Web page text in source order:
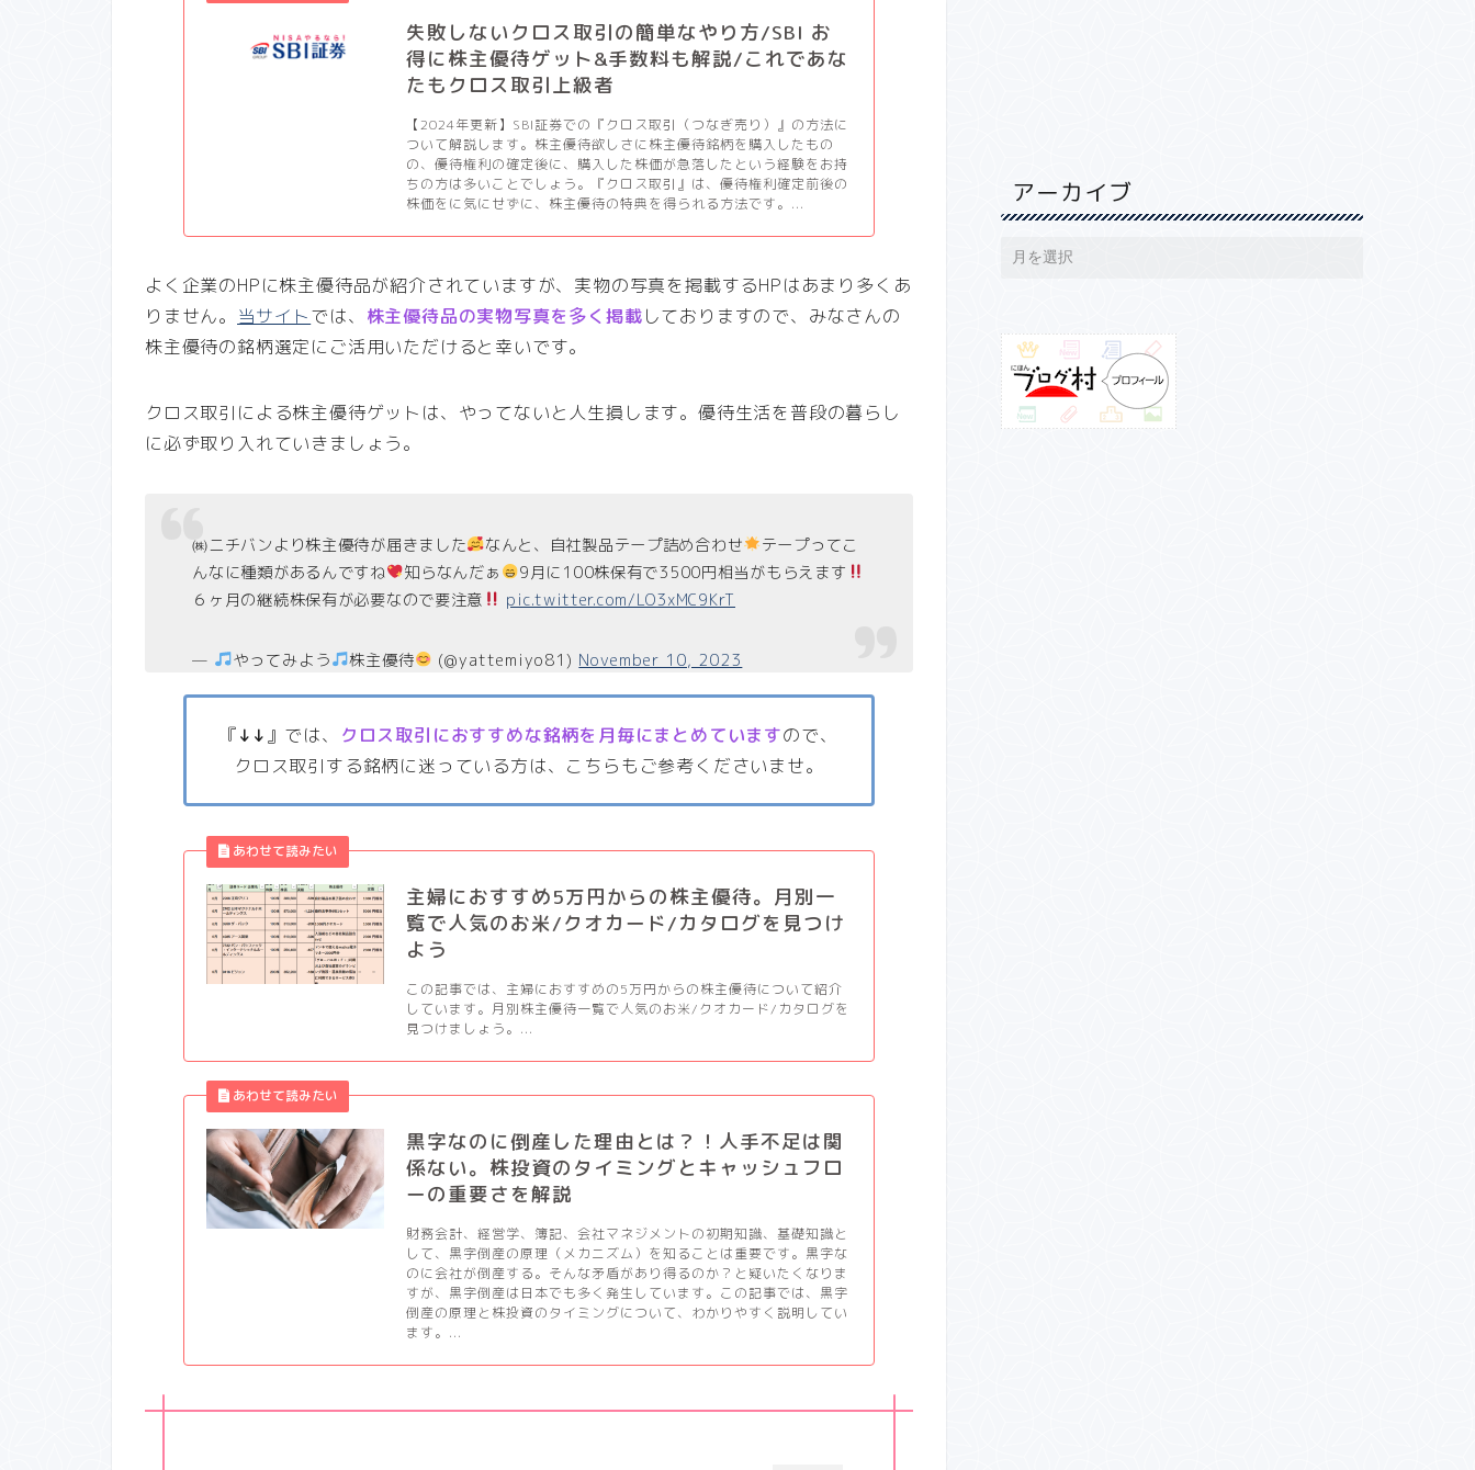
失敗しないクロス取引の簡単なやり方/SBI お
得に株主優待ゲット&手数料も解説/これであな
たもクロス取引上級者
【2024年更新】SBI証券での『クロス取引（つなぎ売り）』の方法に
ついて解説します。株主優待欲しさに株主優待銘柄を購入したもの
の、優待権利の確定後に、購入した株価が急落したという経験をお持
ちの方は多いことでしょう。『クロス取引』は、優待権利確定前後の
株価をに気にせずに、株主優待の特典を得られる方法です。...
よく企業のHPに株主優待品が紹介されていますが、実物の写真を掲載するHPはあまり多くあ
りません。 当サイトでは、 株主優待品の実物写真を多く掲載しておりますので、みなさんの
株主優待の銘柄選定にご活用いただけると幸いです。
クロス取引による株主優待ゲットは、やってないと人生損します。優待生活を普段の暮らし
に必ず取り入れていきましょう。
㈱ニチバンより株主優待が届きました なんと、自社製品テープ詰め合わせ
テープってこ
んなに種類があるんですね
知らなんだぁ
9月に100株保有で3500円相当がもらえます
６ヶ月の継続株保有が必要なので要注意
pic.twitter.com/LO3xMC9KrT
— やってみよう 株主優待 (@yattemiyo81) November 10, 2023
『↓↓』では、 クロス取引におすすめな銘柄を月毎にまとめていますので、
クロス取引する銘柄に迷っている方は、こちらもご参考くださいませ。
主婦におすすめ5万円からの株主優待。月別一
覧で人気のお米/クオカード/カタログを見つけ
よう
この記事では、主婦におすすめの5万円からの株主優待について紹介
しています。月別株主優待一覧で人気のお米/クオカード/カタログを
見つけましょう。...
黒字なのに倒産した理由とは？！人手不足は関
係ない。株投資のタイミングとキャッシュフロ
ーの重要さを解説
財務会計、経営学、簿記、会社マネジメントの初期知識、基礎知識と
して、黒字倒産の原理（メカニズム）を知ることは重要です。黒字な
のに会社が倒産する。そんな矛盾があり得るのか？と疑いたくなりま
すが、黒字倒産は日本でも多く発生しています。この記事では、黒字
倒産の原理と株投資のタイミングについて、わかりやすく説明してい
ます。...
アーカイブ